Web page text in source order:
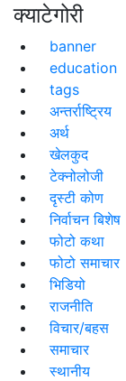
क्याटेगोरी
banner
education
tags
अन्तर्राष्ट्रिय
अर्थ
खेलकुद
टेक्नोलोजी
दृस्टी कोण
निर्वाचन बिशेष
फोटो कथा
फोटो समाचार
भिडियो
राजनीति
विचार/बहस
समाचार
स्थानीय